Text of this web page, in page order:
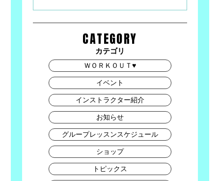
CATEGORY
カテゴリ
ＷＯＲＫＯＵＴ♥
イベント
インストラクター紹介
お知らせ
グループレッスンスケジュール
ショップ
トピックス